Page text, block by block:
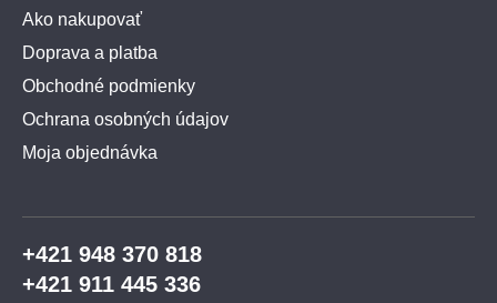
Ako nakupovať
Doprava a platba
Obchodné podmienky
Ochrana osobných údajov
Moja objednávka
+421 948 370 818
+421 911 445 336